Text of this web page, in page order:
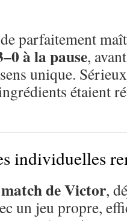
parfaitement
à la pause,
unique.
étaient
individuelles
de Victor,
un jeu propre,